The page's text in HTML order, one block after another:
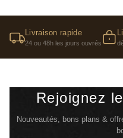
Livraison rapide
24 ou 48h les jours ouvrés
Rejoignez
Nouveautés, bons plans &